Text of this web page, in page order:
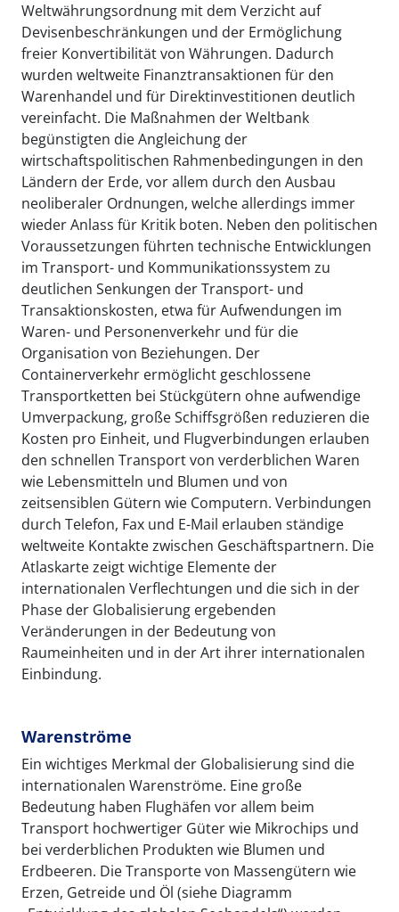
Weltwährungsordnung mit dem Verzicht auf
Devisenbeschränkungen und der Ermöglichung
freier Konvertibilität von Währungen. Dadurch
wurden weltweite Finanztransaktionen für den
Warenhandel und für Direktinvestitionen deutlich
vereinfacht. Die Maßnahmen der Weltbank
begünstigten die Angleichung der
wirtschaftspolitischen Rahmenbedingungen in den
Ländern der Erde, vor allem durch den Ausbau
neoliberaler Ordnungen, welche allerdings immer
wieder Anlass für Kritik boten. Neben den politischen
Voraussetzungen führten technische Entwicklungen
im Transport- und Kommunikationssystem zu
deutlichen Senkungen der Transport- und
Transaktionskosten, etwa für Aufwendungen im
Waren- und Personenverkehr und für die
Organisation von Beziehungen. Der
Containerverkehr ermöglicht geschlossene
Transportketten bei Stückgütern ohne aufwendige
Umverpackung, große Schiffsgrößen reduzieren die
Kosten pro Einheit, und Flugverbindungen erlauben
den schnellen Transport von verderblichen Waren
wie Lebensmitteln und Blumen und von
zeitsensiblen Gütern wie Computern. Verbindungen
durch Telefon, Fax und E-Mail erlauben ständige
weltweite Kontakte zwischen Geschäftspartnern. Die
Atlaskarte zeigt wichtige Elemente der
internationalen Verflechtungen und die sich in der
Phase der Globalisierung ergebenden
Veränderungen in der Bedeutung von
Raumeinheiten und in der Art ihrer internationalen
Einbindung.
Warenströme
Ein wichtiges Merkmal der Globalisierung sind die
internationalen Warenströme. Eine große
Bedeutung haben Flughäfen vor allem beim
Transport hochwertiger Güter wie Mikrochips und
bei verderblichen Produkten wie Blumen und
Erdbeeren. Die Transporte von Massengütern wie
Erzen, Getreide und Öl (siehe Diagramm